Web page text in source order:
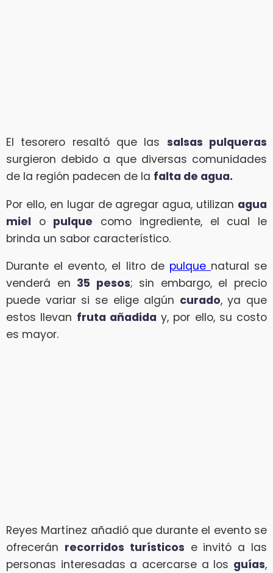
El tesorero resaltó que las salsas pulqueras
surgieron debido a que diversas comunidades
de la región padecen de la falta de agua.
Por ello, en lugar de agregar agua, utilizan agua
miel o pulque como ingrediente, el cual le
brinda un sabor característico.
Durante el evento, el litro de pulque natural se
venderá en 35 pesos; sin embargo, el precio
puede variar si se elige algún curado, ya que
estos llevan fruta añadida y, por ello, su costo
es mayor.
Reyes Martínez añadió que durante el evento se
ofrecerán recorridos turísticos e invitó a las
personas interesadas a acercarse a los guías,